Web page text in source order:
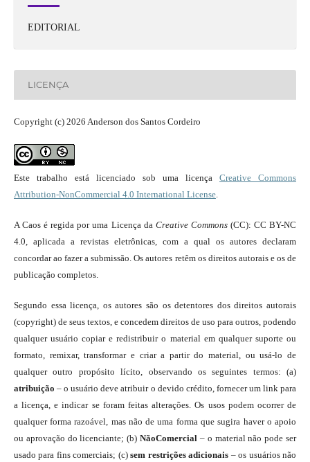
EDITORIAL
LICENÇA
Copyright (c) 2026 Anderson dos Santos Cordeiro
Este trabalho está licenciado sob uma licençaCreative Commons
Attribution-NonCommercial 4.0 International License.
A Caos é regida por uma Licença da Creative Commons(CC): CC BY-NC
4.0, aplicada a revistas eletrônicas, com a qual os autores declaram
concordar ao fazer a submissão. Os autores retêm os direitos autorais e os de
publicação completos.
Segundo essa licença, os autores são os detentores dos direitos autorais
(copyright) de seus textos, e concedem direitos de uso para outros, podendo
qualquer usuário copiar e redistribuir o material em qualquer suporte ou
formato, remixar, transformar e criar a partir do material, ou usá-lo de
qualquer outro propósito lícito, observando os seguintes termos: (a)
atribuição – o usuário deve atribuir o devido crédito, fornecer um link para
a licença, e indicar se foram feitas alterações. Os usos podem ocorrer de
qualquer forma razoável, mas não de uma forma que sugira haver o apoio
ou aprovação do licenciante; (b)NãoComercial – o material não pode ser
usado para fins comerciais; (c)sem restrições adicionais – os usuários não